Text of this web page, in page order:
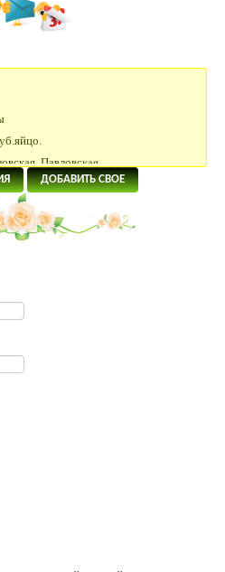
Павловская
Михелинская кукушка
308
класса
китаец открыт для вязок
араукан, минимясная палевая-
в квартире, коттедже, офисе,
ДОБАВИТЬ СВОЕ